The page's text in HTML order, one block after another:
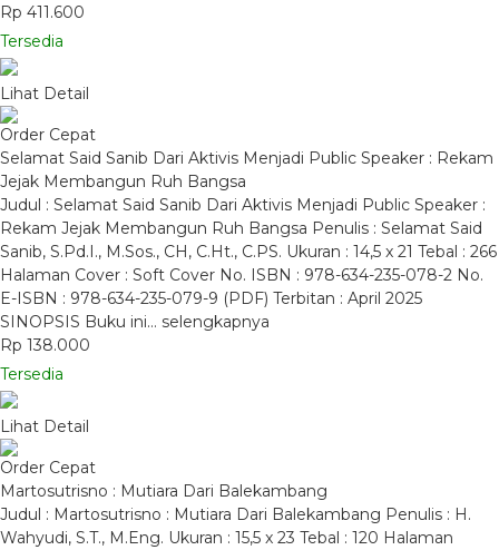
Rp 411.600
Tersedia
Lihat Detail
Order Cepat
Selamat Said Sanib Dari Aktivis Menjadi Public Speaker : Rekam
Jejak Membangun Ruh Bangsa
Judul : Selamat Said Sanib Dari Aktivis Menjadi Public Speaker :
Rekam Jejak Membangun Ruh Bangsa Penulis : Selamat Said
Sanib, S.Pd.I., M.Sos., CH, C.Ht., C.PS. Ukuran : 14,5 x 21 Tebal : 266
Halaman Cover : Soft Cover No. ISBN : 978-634-235-078-2 No.
E-ISBN : 978-634-235-079-9 (PDF) Terbitan : April 2025
SINOPSIS Buku ini… selengkapnya
Rp 138.000
Tersedia
Lihat Detail
Order Cepat
Martosutrisno : Mutiara Dari Balekambang
Judul : Martosutrisno : Mutiara Dari Balekambang Penulis : H.
Wahyudi, S.T., M.Eng. Ukuran : 15,5 x 23 Tebal : 120 Halaman